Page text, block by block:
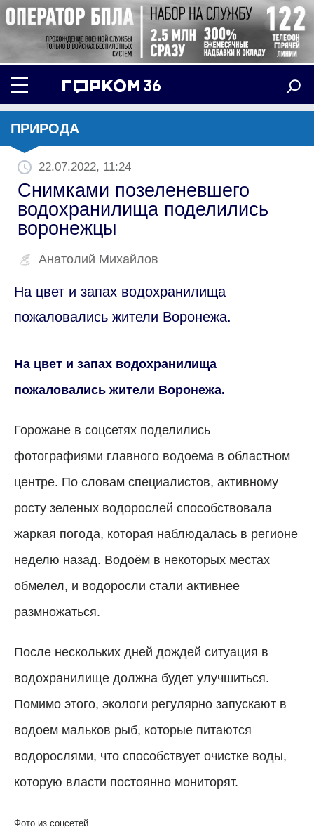
ПРИРОДА
22.07.2022, 11:24
Снимками позеленевшего
водохранилища поделились
воронежцы
Анатолий Михайлов
На цвет и запах водохранилища
пожаловались жители Воронежа.
На цвет и запах водохранилища
пожаловались жители Воронежа.
Горожане в соцсетях поделились
фотографиями главного водоема в областном
центре. По словам специалистов, активному
росту зеленых водорослей способствовала
жаркая погода, которая наблюдалась в регионе
неделю назад. Водоём в некоторых местах
обмелел, и водоросли стали активнее
размножаться.
После нескольких дней дождей ситуация в
водохранилище должна будет улучшиться.
Помимо этого, экологи регулярно запускают в
водоем мальков рыб, которые питаются
водорослями, что способствует очистке воды,
которую власти постоянно мониторят.
Фото из соцсетей